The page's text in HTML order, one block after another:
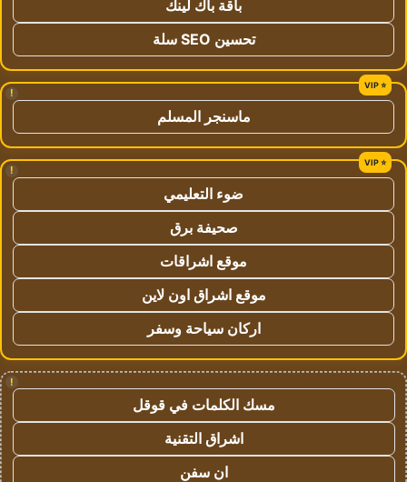
باقة باك لينك
تحسين SEO سلة
!
ماسنجر المسلم
!
ضوء التعليمي
صحيفة برق
موقع اشراقات
موقع اشراق اون لاين
اركان سياحة وسفر
!
مسك الكلمات في قوقل
اشراق التقنية
ان سفن